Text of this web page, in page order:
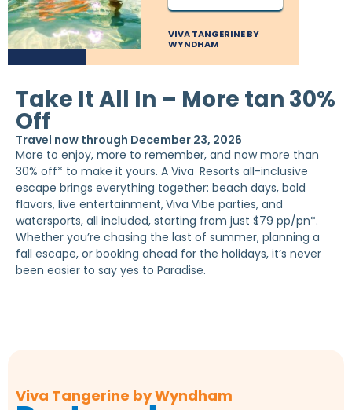
VIVA TANGERINE BY
WYNDHAM
Take It All In – More tan 30%
Off
Travel now through December 23, 2026
More to enjoy, more to remember, and now more than
30% off* to make it yours. A Viva Resorts all-inclusive
escape brings everything together: beach days, bold
flavors, live entertainment,Viva Vibe parties, and
watersports, all included, starting from just $79 pp/pn*.
Whether you’re chasing the last of summer, planning a
fall escape, or booking ahead for the holidays, it’s never
been easier to say yes to Paradise.
Viva Tangerine by Wyndham